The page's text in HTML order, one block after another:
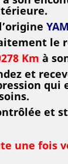
le
Km à
et
qui
et
une fois